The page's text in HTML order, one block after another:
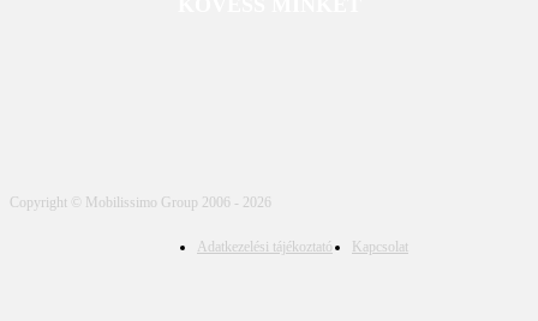
Copyright © Mobilissimo Group 2006 - 2026
Adatkezelési tájékoztató Kapcsolat